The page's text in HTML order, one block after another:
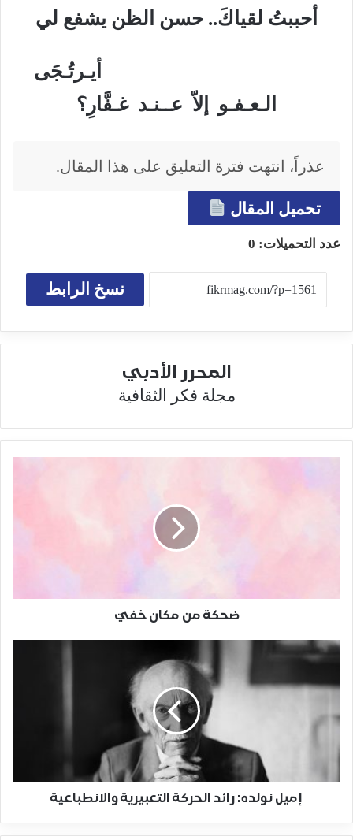
أحببتُ لقياكَ.. حسن الظن يشفع لي
أيـرتُـجَى
الـعـفـو إلاّ عــنـد غـفَّارِ؟
عذراً، انتهت فترة التعليق على هذا المقال.
تحميل المقال
عدد التحميلات: 0
نسخ الرابط
المحرر الأدبي
مجلة فكر الثقافية
ضحكة من مكان خفيّ
إميل نولده: رائد الحركة التعبيرية والانطباعية